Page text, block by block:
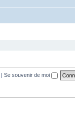
| Se souvenir de moi